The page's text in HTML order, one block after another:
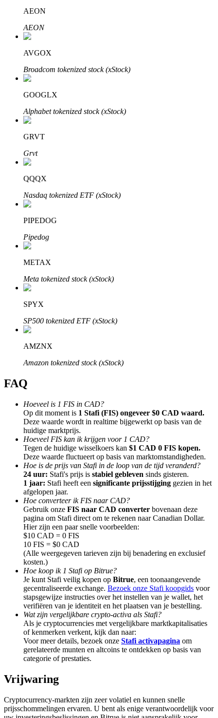
Leer staken
Meer informatie over het verdienen van passief inkomen
Bitrue
AI
Bitrue-partners
Doorverwijzing
Nodig een vriend uit om contante beloningen te ontvangen
BTC Welcome Rewards
BTC Welcome Rewards
Deposit & Trade BTC to Share 25000 USDT prize pool!
Deposit CASHCAT & Win
AEON
AEON
AVGOX
Broadcom tokenized stock (xStock)
GOOGLX
Alphabet tokenized stock (xStock)
GRVT
Grvt
QQQX
Nasdaq tokenized ETF (xStock)
PIPEDOG
Pipedog
METAX
Meta tokenized stock (xStock)
SPYX
SP500 tokenized ETF (xStock)
AMZNX
Amazon tokenized stock (xStock)
FAQ
Hoeveel is 1 FIS in CAD?
Op dit moment is 1 Stafi (FIS) ongeveer $0 CAD waard.
Deze waarde wordt in realtime bijgewerkt op basis van de
huidige marktprijs.
Hoeveel FIS kan ik krijgen voor 1 CAD?
Tegen de huidige wisselkoers kan $1 CAD 0 FIS kopen.
Deze waarde fluctueert op basis van marktomstandigheden.
Hoe is de prijs van Stafi in de loop van de tijd veranderd?
24 uur: Stafi's prijs is stabiel gebleven sinds gisteren.
1 jaar: Stafi heeft een significante prijsstijging gezien in het
afgelopen jaar.
Hoe converteer ik FIS naar CAD?
Gebruik onze FIS naar CAD converter bovenaan deze
pagina om Stafi direct om te rekenen naar Canadian Dollar.
Hier zijn een paar snelle voorbeelden:
$10 CAD = 0 FIS
10 FIS = $0 CAD
(Alle weergegeven tarieven zijn bij benadering en exclusief
kosten.)
Hoe koop ik 1 Stafi op Bitrue?
Je kunt Stafi veilig kopen op Bitrue, een toonaangevende
gecentraliseerde exchange. Bezoek onze Stafi koopgids voor
stapsgewijze instructies over het instellen van je wallet, het
verifiëren van je identiteit en het plaatsen van je bestelling.
Wat zijn vergelijkbare crypto-activa als Stafi?
Als je cryptocurrencies met vergelijkbare marktkapitalisaties
of kenmerken verkent, kijk dan naar:
Voor meer details, bezoek onze Stafi activapagina om
gerelateerde munten en altcoins te ontdekken op basis van
categorie of prestaties.
Vrijwaring
Cryptocurrency-markten zijn zeer volatiel en kunnen snelle
prijsschommelingen ervaren. U bent als enige verantwoordelijk voor